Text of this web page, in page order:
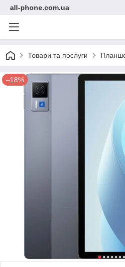
all-phone.com.ua
Товари та послуги
–18%